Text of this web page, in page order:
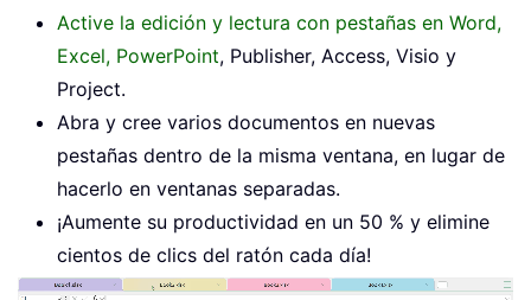
Active la edición y lectura con pestañas en Word,
Excel, PowerPoint, Publisher, Access, Visio y
Project.
Abra y cree varios documentos en nuevas
pestañas dentro de la misma ventana, en lugar de
hacerlo en ventanas separadas.
¡Aumente su productividad en un 50 % y elimine
cientos de clics del ratón cada día!